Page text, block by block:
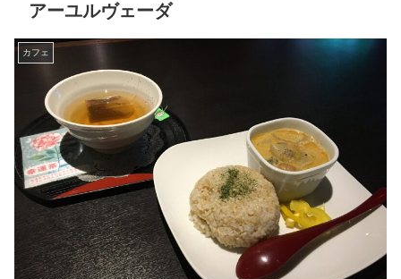
アーユルヴェーダ
カフェ